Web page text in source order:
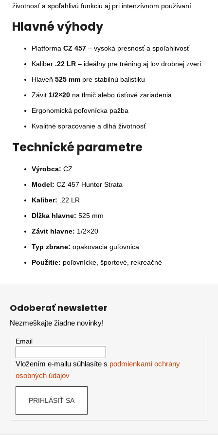
životnosť a spoľahlivú funkciu aj pri intenzívnom používaní.
Hlavné výhody
Platforma CZ 457 – vysoká presnosť a spoľahlivosť
Kaliber .22 LR – ideálny pre tréning aj lov drobnej zveri
Hlaveň 525 mm pre stabilnú balistiku
Závit 1/2×20 na tlmič alebo úsťové zariadenia
Ergonomická poľovnícka pažba
Kvalitné spracovanie a dlhá životnosť
Technické parametre
Výrobca: CZ
Model: CZ 457 Hunter Strata
Kaliber: .22 LR
Dĺžka hlavne: 525 mm
Závit hlavne: 1/2×20
Typ zbrane: opakovacia guľovnica
Použitie: poľovnícke, športové, rekreačné
Odoberať newsletter
Nezmeškajte žiadne novinky!
Email
Vložením e-mailu súhlasíte s podmienkami ochrany
osobných údajov
PRIHLÁSIŤ SA